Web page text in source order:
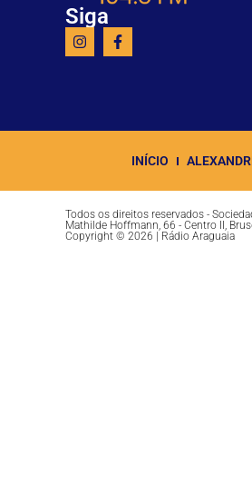
Siga
INÍCIO
Todos os direitos reservados -
Mathilde Hoffmann, 66 - Centro II,
Copyright © 2026 | Rádio Araguaia